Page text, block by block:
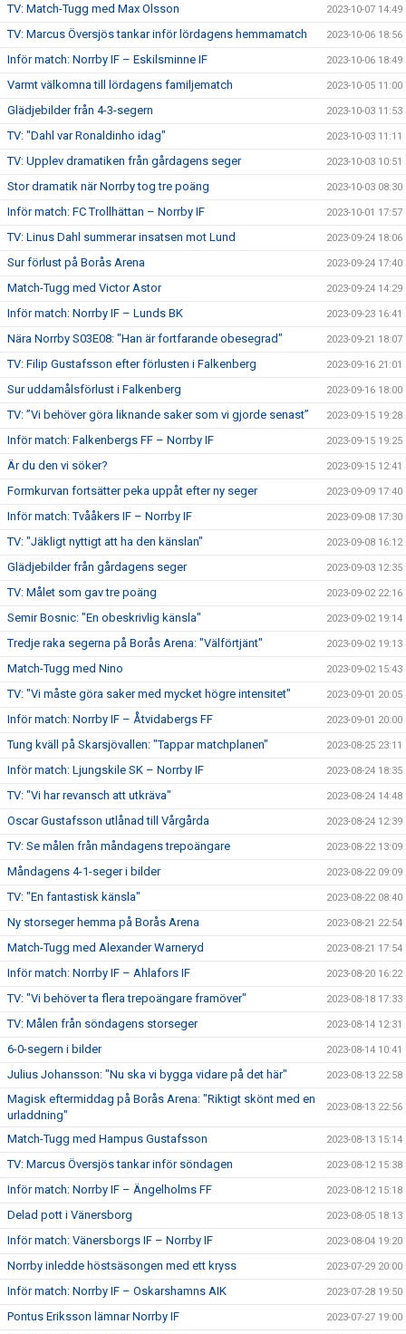
TV: Match-Tugg med Max Olsson 2023-10-07 14:49
TV: Marcus Översjös tankar inför lördagens hemmamatch 2023-10-06 18:56
Inför match: Norrby IF – Eskilsminne IF 2023-10-06 18:49
Varmt välkomna till lördagens familjematch 2023-10-05 11:00
Glädjebilder från 4-3-segern 2023-10-03 11:53
TV: "Dahl var Ronaldinho idag" 2023-10-03 11:11
TV: Upplev dramatiken från gårdagens seger 2023-10-03 10:51
Stor dramatik när Norrby tog tre poäng 2023-10-03 08:30
Inför match: FC Trollhättan – Norrby IF 2023-10-01 17:57
TV: Linus Dahl summerar insatsen mot Lund 2023-09-24 18:06
Sur förlust på Borås Arena 2023-09-24 17:40
Match-Tugg med Victor Astor 2023-09-24 14:29
Inför match: Norrby IF – Lunds BK 2023-09-23 16:41
Nära Norrby S03E08: "Han är fortfarande obesegrad" 2023-09-21 18:07
TV: Filip Gustafsson efter förlusten i Falkenberg 2023-09-16 21:01
Sur uddamålsförlust i Falkenberg 2023-09-16 18:00
TV: ”Vi behöver göra liknande saker som vi gjorde senast” 2023-09-15 19:28
Inför match: Falkenbergs FF – Norrby IF 2023-09-15 19:25
Är du den vi söker? 2023-09-15 12:41
Formkurvan fortsätter peka uppåt efter ny seger 2023-09-09 17:40
Inför match: Tvååkers IF – Norrby IF 2023-09-08 17:30
TV: "Jäkligt nyttigt att ha den känslan" 2023-09-08 16:12
Glädjebilder från gårdagens seger 2023-09-03 12:35
TV: Målet som gav tre poäng 2023-09-02 22:16
Semir Bosnic: "En obeskrivlig känsla" 2023-09-02 19:14
Tredje raka segerna på Borås Arena: "Välförtjänt" 2023-09-02 19:13
Match-Tugg med Nino 2023-09-02 15:43
TV: "Vi måste göra saker med mycket högre intensitet" 2023-09-01 20:05
Inför match: Norrby IF – Åtvidabergs FF 2023-09-01 20:00
Tung kväll på Skarsjövallen: "Tappar matchplanen" 2023-08-25 23:11
Inför match: Ljungskile SK – Norrby IF 2023-08-24 18:35
TV: "Vi har revansch att utkräva" 2023-08-24 14:48
Oscar Gustafsson utlånad till Vårgårda 2023-08-24 12:39
TV: Se målen från måndagens trepoängare 2023-08-22 13:09
Måndagens 4-1-seger i bilder 2023-08-22 09:09
TV: "En fantastisk känsla" 2023-08-22 08:40
Ny storseger hemma på Borås Arena 2023-08-21 22:54
Match-Tugg med Alexander Warneryd 2023-08-21 17:54
Inför match: Norrby IF – Ahlafors IF 2023-08-20 16:22
TV: "Vi behöver ta flera trepoängare framöver" 2023-08-18 17:33
TV: Målen från söndagens storseger 2023-08-14 12:31
6-0-segern i bilder 2023-08-14 10:41
Julius Johansson: "Nu ska vi bygga vidare på det här" 2023-08-13 22:58
Magisk eftermiddag på Borås Arena: "Riktigt skönt med en
urladdning"
2023-08-13 22:56
Match-Tugg med Hampus Gustafsson 2023-08-13 15:14
TV: Marcus Översjös tankar inför söndagen 2023-08-12 15:38
Inför match: Norrby IF – Ängelholms FF 2023-08-12 15:18
Delad pott i Vänersborg 2023-08-05 18:13
Inför match: Vänersborgs IF – Norrby IF 2023-08-04 19:20
Norrby inledde höstsäsongen med ett kryss 2023-07-29 20:00
Inför match: Norrby IF – Oskarshamns AIK 2023-07-28 19:50
Pontus Eriksson lämnar Norrby IF 2023-07-27 19:00